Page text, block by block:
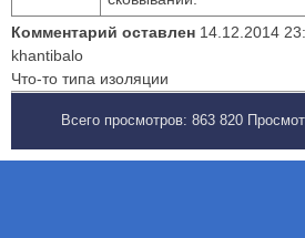
Комментарий оставлен 14.12.2014
khantibalo
Что-то типа изоляции
Всего просмотров: 863 820